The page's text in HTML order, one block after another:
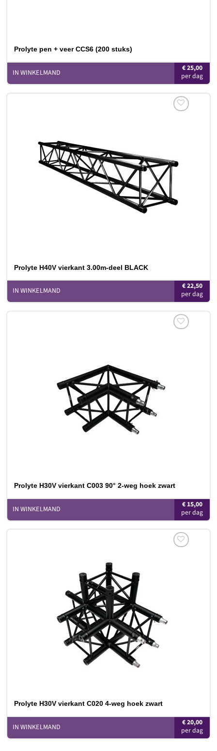
Prolyte pen + veer CCS6 (200 stuks)
€25,00
IN WINKELMAND
Prolyte H40V vierkant 3.00m-deel BLACK
€22,50
IN WINKELMAND
Prolyte H30V vierkant C003 90° 2-weg hoek zwart
€15,00
IN WINKELMAND
Prolyte H30V vierkant C020 4-weg hoek zwart
€20,00
IN WINKELMAND